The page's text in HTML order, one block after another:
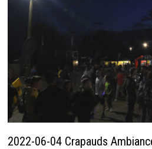
2022-06-04 Crapauds